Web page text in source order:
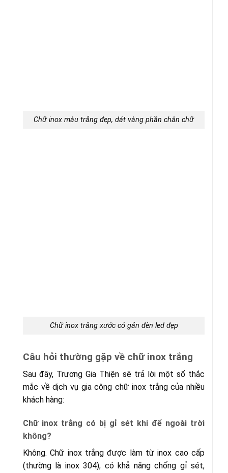
Chữ inox màu trắng đẹp, dát vàng phần chân chữ
Chữ inox trắng xước có gắn đèn led đẹp
Câu hỏi thường gặp về chữ inox trắng
Sau đây, Trương Gia Thiện sẽ trả lời một số thắc
mắc về dịch vụ gia công chữ inox trắng của nhiều
khách hàng:
Chữ inox trắng có bị gỉ sét khi để ngoài trời
không?
Không. Chữ inox trắng được làm từ inox cao cấp
(thường là inox 304), có khả năng chống gỉ sét,